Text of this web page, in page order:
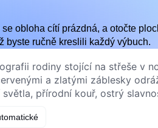
obloha cítí prázdná, a otočte
byste ručně kreslili každý výbuch.